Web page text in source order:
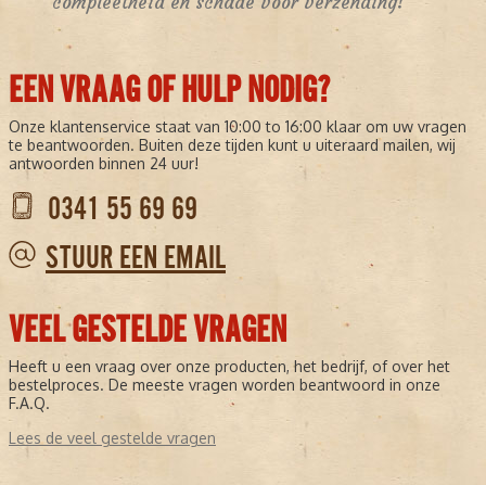
EEN VRAAG OF HULP NODIG?
Onze klantenservice staat van 10:00 to 16:00 klaar om uw vragen
te beantwoorden. Buiten deze tijden kunt u uiteraard mailen, wij
antwoorden binnen 24 uur!
0341 55 69 69
STUUR EEN EMAIL
VEEL GESTELDE VRAGEN
Heeft u een vraag over onze producten, het bedrijf, of over het
bestelproces. De meeste vragen worden beantwoord in onze
F.A.Q.
Lees de veel gestelde vragen